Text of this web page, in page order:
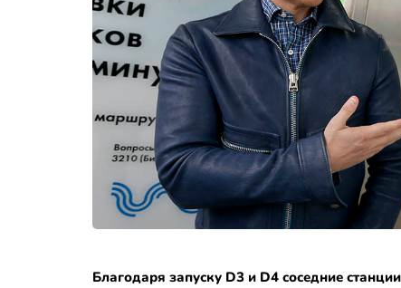
Благодаря запуску D3 и D4 соседние